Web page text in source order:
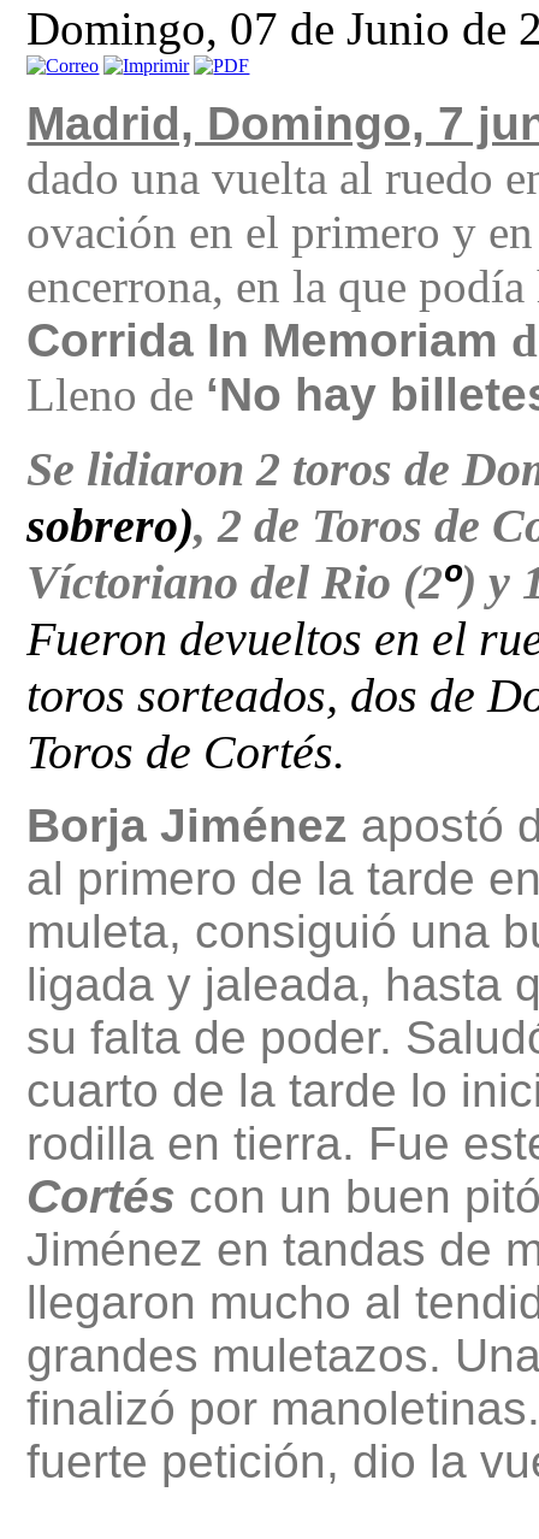
Domingo, 07 de Junio de
Madrid, Domingo, 7
dado una vuelta al ruedo
ovación en el primero y
encerrona, en la que
Corrida In Memoriam
Lleno de ‘No hay
Se lidiaron 2 toros de
sobrero), 2 de Toros de
Víctoriano del Rio (2º) y
Fueron devueltos en el
toros sorteados, dos de
Toros de Cortés.
Borja Jiménez apostó
al primero de la tarde
muleta, consiguió una
ligada y jaleada, hasta
su falta de poder.
cuarto de la tarde lo
rodilla en tierra. Fue
Cortés con un buen
Jiménez en tandas de
llegaron mucho al
grandes muletazos.
finalizó por
fuerte petición, dio la